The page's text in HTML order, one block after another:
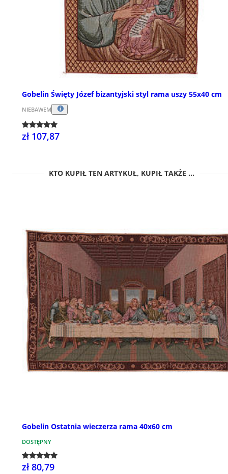
Gobelin Święty Józef bizantyjski styl rama uszy 55x40 cm
NIEBAWEM
zł 107,87
KTO KUPIŁ TEN ARTYKUŁ, KUPIŁ TAKŻE ...
Gobelin Ostatnia wieczerza rama 40x60 cm
DOSTĘPNY
zł 80,79